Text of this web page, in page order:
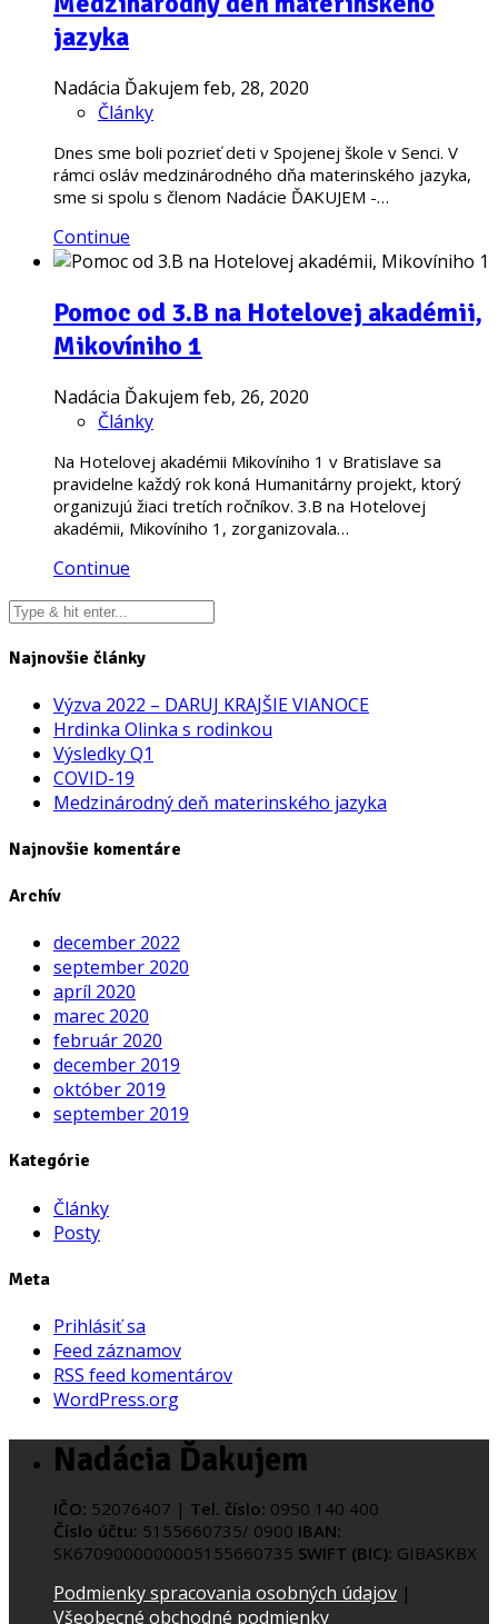
jazyka
Nadácia Ďakujem feb, 28, 2020
Články
Dnes sme boli pozrieť deti v Spojenej škole v Senci. V
rámci osláv medzinárodného dňa materinského jazyka,
sme si spolu s členom Nadácie ĎAKUJEM -…
Continue
Pomoc od 3.B na Hotelovej akadémii,
Mikovíniho 1
Nadácia Ďakujem feb, 26, 2020
Články
Na Hotelovej akadémii Mikovíniho 1 v Bratislave sa
pravidelne každý rok koná Humanitárny projekt, ktorý
organizujú žiaci tretích ročníkov. 3.B na Hotelovej
akadémii, Mikovíniho 1, zorganizovala…
Continue
Najnovšie články
Výzva 2022 – DARUJ KRAJŠIE VIANOCE
Hrdinka Olinka s rodinkou
Výsledky Q1
COVID-19
Medzinárodný deň materinského jazyka
Najnovšie komentáre
Archív
december 2022
september 2020
apríl 2020
marec 2020
február 2020
december 2019
október 2019
september 2019
Kategórie
Články
Posty
Meta
Prihlásiť sa
Feed záznamov
RSS feed komentárov
WordPress.org
Nadácia Ďakujem
IČO: 52076407 | Tel. číslo: 0950 140 400
Číslo účtu: 5155660735/ 0900 IBAN:
SK6709000000005155660735 SWIFT (BIC): GIBASKBX
Podmienky spracovania osobných údajov |
Všeobecné obchodné podmienky